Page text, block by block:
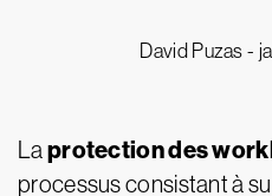
David Puzas -
La protection des
processus consistant à